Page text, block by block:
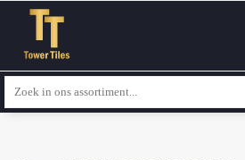
Zoeken
naar: